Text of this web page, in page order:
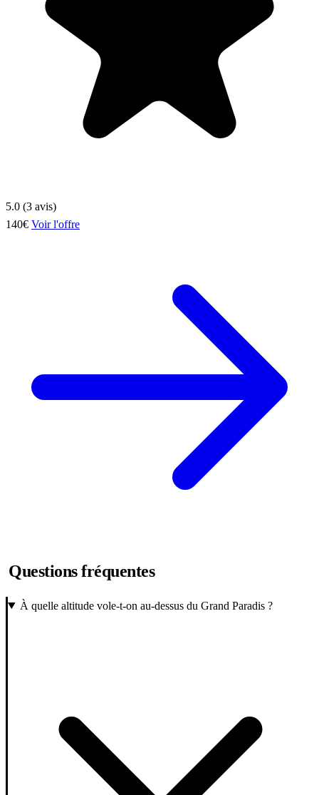
5.0 (3 avis)
140€ Voir l'offre
Questions fréquentes
À quelle altitude vole-t-on au-dessus du Grand Paradis ?